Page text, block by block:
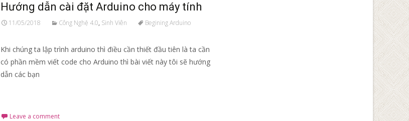
Hướng dẫn cài đặt Arduino cho máy tính
11/05/2018 Công Nghệ 4.0, Sinh Viên Begining Arduino
Khi chúng ta lập trình arduino thì điều cần thiết đầu tiên là ta cần
có phần mềm viết code cho Arduino thì bài viết này tôi sẽ hướng
dẫn các bạn
Leave a comment